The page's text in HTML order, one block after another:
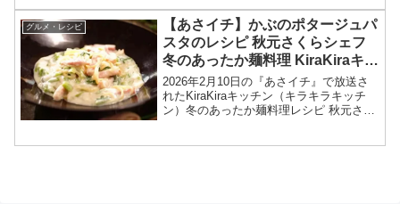
なゴハンだよは、料理研究家の菊池晋作
さんが登場！豆...
グルメ・レシピ
【あさイチ】かぶのポタージュパ
スタのレシピ 秋元さくらシェフ
冬のあったか麺料理 KiraKiraキッ
チン2026年2月10日
2026年2月10日の『あさイチ』で放送さ
れたKiraKiraキッチン（キラキラキッチ
ン）冬のあったか麺料理レシピ 秋元さく